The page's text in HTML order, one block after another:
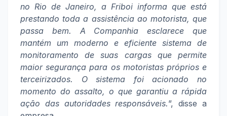
no Rio de Janeiro, a Friboi informa que está
prestando toda a assistência ao motorista, que
passa bem. A Companhia esclarece que
mantém um moderno e eficiente sistema de
monitoramento de suas cargas que permite
maior segurança para os motoristas próprios e
terceirizados. O sistema foi acionado no
momento do assalto, o que garantiu a rápida
ação das autoridades responsáveis.”, disse a